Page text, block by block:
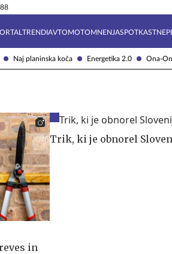
Naj planinska koča Energetika 2.0 Ona-
TRENDIAVTOMOTOMNENJASPOTKAST
Tehnik
in
Trik, ki je obnorel